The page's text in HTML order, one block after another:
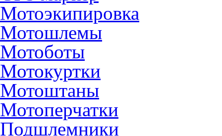
Мотоэкипировка
Мотошлемы
Мотоботы
Мотокуртки
Мотоштаны
Мотоперчатки
Подшлемники